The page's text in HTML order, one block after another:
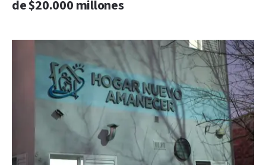
de $20.000 millones